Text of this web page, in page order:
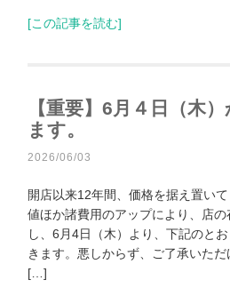
[この記事を読む]
【重要】6月４日（木
ます。
2026/06/03
開店以来12年間、価格を据え置い
値ほか諸費用のアップにより、店
し、6月4日（木）より、下記のと
きます。悪しからず、ご了承いた
[…]